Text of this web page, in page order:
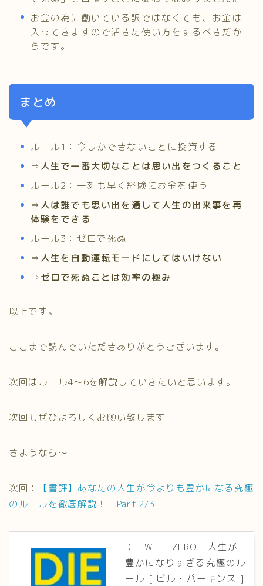
お金の為に働いている訳ではなくても、お金は
入ってきますので活きた使い方をするべきだか
らです。
まとめ
ルール1：今しかできないことに投資する
⇒人生で一番大切なことは思い出をつくること
ルール2：一刻も早く経験にお金を使う
⇒人は誰でも思い出を通して人生の出来事を再
体験をできる
ルール3：ゼロで死ぬ
⇒人生を自動運転モードにしてはいけない
⇒ゼロで死ぬことは効率の極み
以上です。
ここまで読んでいただきありがとうございます。
次回はルール4～6を解説していきたいと思います。
次回もぜひよろしくお願い致します！
さようなら～
次回：
【書評】あなたの人生が今よりも豊かになる究極
のルールを徹底解説！ Part.2/3
DIE WITH ZERO 人生が
豊かになりすぎる究極のル
ール [ ビル・パーキンス ]